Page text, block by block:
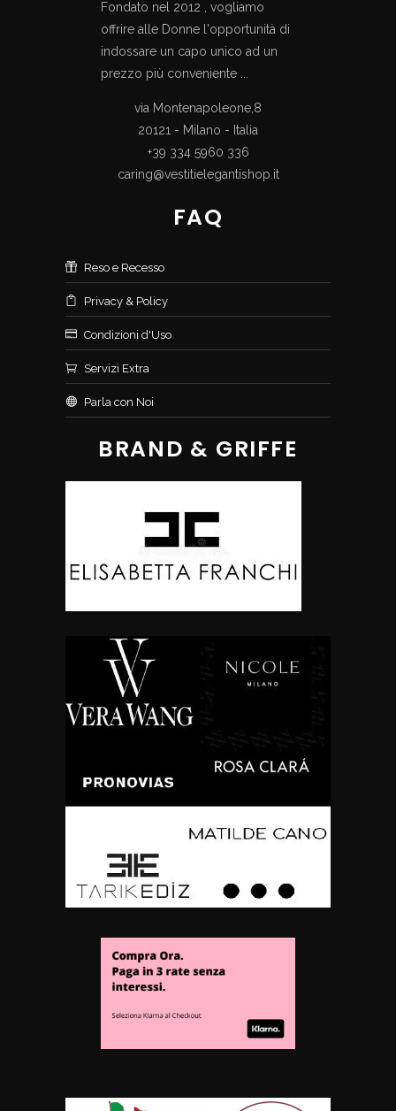
Fondato nel 2012 , vogliamo
offrire alle Donne l'opportunità di
indossare un capo unico ad un
prezzo più conveniente ...
via Montenapoleone,8
20121 - Milano - Italia
+39 334 5960 336
caring@vestitielegantishop.it
FAQ
Reso e Recesso
Privacy & Policy
Condizioni d'Uso
Servizi Extra
Parla con Noi
BRAND & GRIFFE